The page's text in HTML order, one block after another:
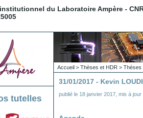
du Laboratoire Ampère -
tutelles
Accueil > Thèses et HDR > Thèses
31/01/2017 - Kevin
publié le 18 janvier 2017 mis à